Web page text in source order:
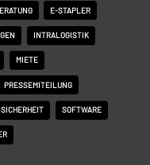
E-STAPLER
INTRALOGISTIK
MIETE
PRESSEMITEILUNG
SICHERHEIT SOFTWARE